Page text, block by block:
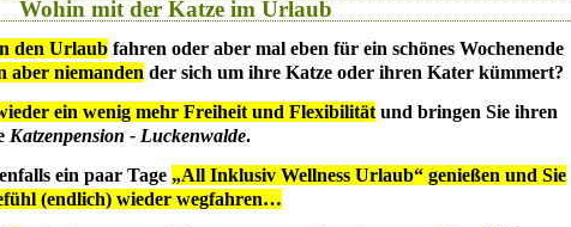
Wohin mit der Katze im Urlaub
den Urlaubfahren oder aber mal eben für ein schönes Wochenende
aber niemanden der sich um ihre Katze oder ihren Kater kümmert?
ein wenig mehr Freiheit und Flexibilitätund bringen Sie ihren
Katzenpension - Luckenwalde.
ein paar Tage „All Inklusiv Wellness Urlaub“ genießen und Sie
(endlich) wieder wegfahren…